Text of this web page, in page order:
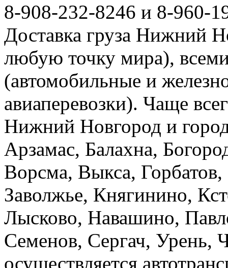
8-908-232-8246 и 8-960-
Доставка груза Нижний
любую точку мира),
(автомобильные и
авиаперевозки). Чаще
Нижний Новгород и
Арзамас, Балахна,
Ворсма, Выкса,
Заволжье, Княгинино,
Лысково, Навашино,
Семенов, Сергач, Урень,
осуществляется